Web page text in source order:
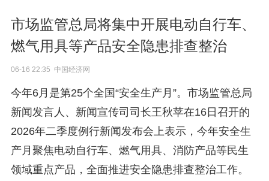
市场监管总局将集中开展电动自行车、
燃气用具等产品安全隐患排查整治
06-16 22:35 中国经济网
今年6月是第25个全国“安全生产月”。市场监管总局
新闻发言人、新闻宣传司司长王秋苹在16日召开的
2026年二季度例行新闻发布会上表示，今年安全生
产月聚焦电动自行车、燃气用具、消防产品等民生
领域重点产品，全面推进安全隐患排查整治工作。